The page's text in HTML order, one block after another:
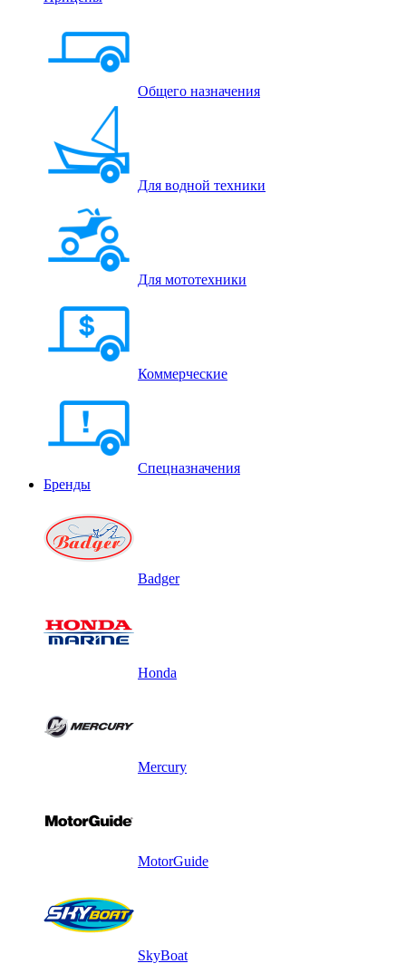
Общего назначения
Для водной техники
Для мототехники
Коммерческие
Спецназначения
Бренды
Badger
Honda
Mercury
MotorGuide
SkyBoat